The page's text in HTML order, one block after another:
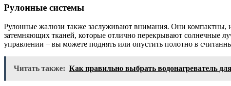
Рулонные системы
Рулонные жалюзи также заслуживают внимания. Они компактны,
затемняющих тканей, которые отлично перекрывают солнечные
управлении – вы можете поднять или опустить полотно в
Читать также: Как правильно выбрать водонагреватель